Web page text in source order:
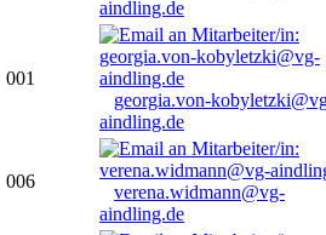
aindling.de
001
georgia.von-
aindling.de
006
verena.widmann@vg-
aindling.de